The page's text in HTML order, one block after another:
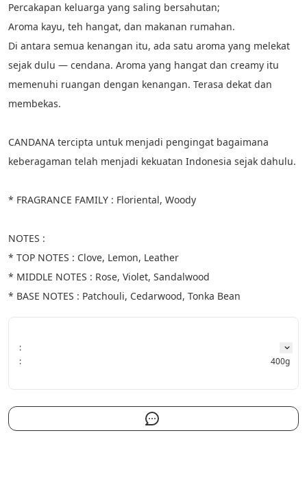
Percakapan keluarga yang saling bersahutan;
Aroma kayu, teh hangat, dan makanan rumahan.
Di antara semua kenangan itu, ada satu aroma yang melekat
sejak dulu — cendana. Aroma yang hangat dan creamy itu
memenuhi ruangan dengan kenangan. Terasa dekat dan
membekas.
CANDANA tercipta untuk menjadi pengingat bagaimana
keberagaman telah menjadi kekuatan Indonesia sejak dahulu.
* FRAGRANCE FAMILY : Floriental, Woody
NOTES :
* TOP NOTES : Clove, Lemon, Leather
* MIDDLE NOTES : Rose, Violet, Sandalwood
* BASE NOTES : Patchouli, Cedarwood, Tonka Bean
:
:
400g